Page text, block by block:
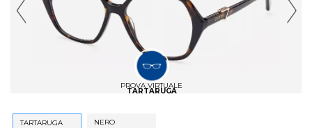
PROVA VIRTUALE
TARTARUGA
TARTARUGA NERO